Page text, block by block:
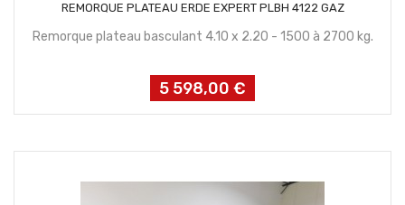
REMORQUE PLATEAU ERDE EXPERT PLBH 4122 GAZ
Remorque plateau basculant 4.10 x 2.20 - 1500 à 2700 kg.
Prix
5 598,00 €